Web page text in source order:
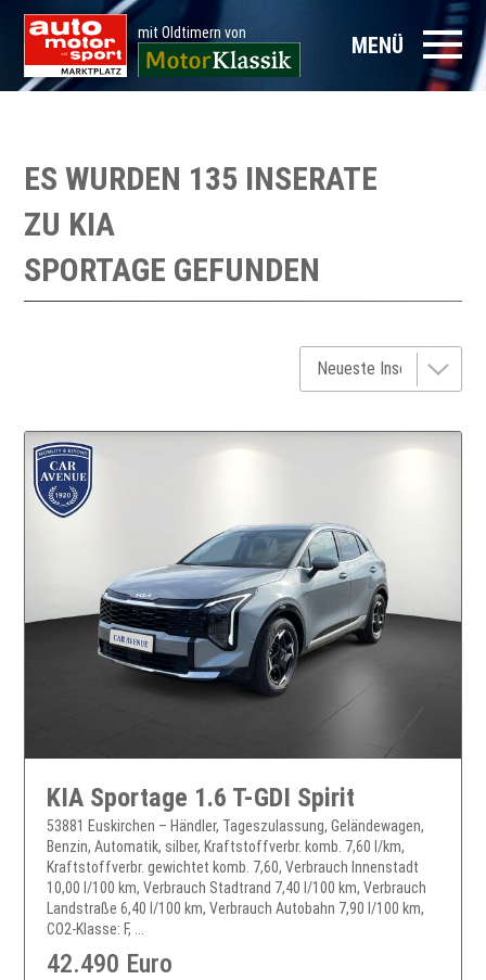
mit Oldtimern von MENÜ
ES WURDEN 135 INSERATE
ZU KIA
SPORTAGE GEFUNDEN
KIA Sportage 1.6 T-GDI Spirit
53881 Euskirchen – Händler, Tageszulassung, Geländewagen,
Benzin, Automatik, silber, Kraftstoffverbr. komb. 7,60 l/km,
Kraftstoffverbr. gewichtet komb. 7,60, Verbrauch Innenstadt
10,00 l/100 km, Verbrauch Stadtrand 7,40 l/100 km, Verbrauch
Landstraße 6,40 l/100 km, Verbrauch Autobahn 7,90 l/100 km,
CO2-Klasse: F, ...
42.490 Euro